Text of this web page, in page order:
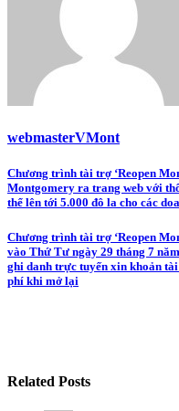
webmasterVMont
Post
navigation
Chương trình tài trợ ‘Reopen
Montgomery ra trang web với
thể lên tới 5.000 đô la cho các
Chương trình tài trợ ‘Reopen
vào Thứ Tư ngày 29 tháng 7
ghi danh trực tuyến xin khoản
phí khi mở lại
Related Posts